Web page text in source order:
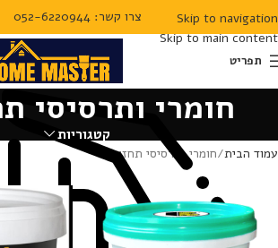
Skip to navigation
Skip to main content
צרו קשר: 052-6220944
תפריט
חומרי ותרסיסי
קטגוריות
עמוד הבית חומרי ותרסיסי תחזוקה